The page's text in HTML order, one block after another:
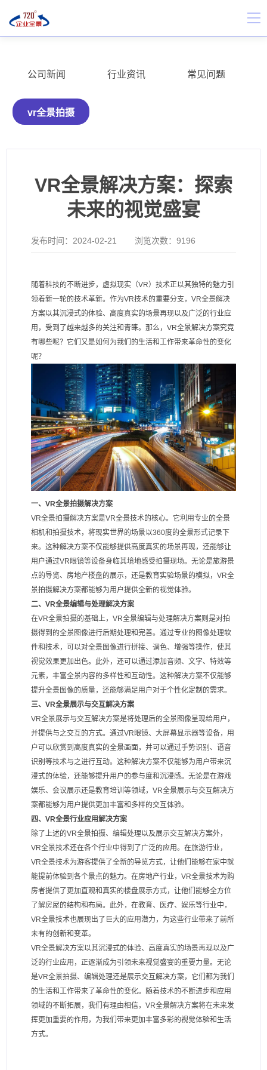
公司新闻 行业资讯 常见问题
vr全景拍摄
VR全景解决方案：探索
未来的视觉盛宴
发布时间： 2024-02-21 浏览次数：9196
随着科技的不断进步，虚拟现实（VR）技术正以其独特的魅力引
领着新一轮的技术革新。作为VR技术的重要分支，VR全景解决
方案以其沉浸式的体验、高度真实的场景再现以及广泛的行业应
用，受到了越来越多的关注和青睐。那么，VR全景解决方案究竟
有哪些呢？它们又是如何为我们的生活和工作带来革命性的变化
呢？
一、VR全景拍摄解决方案
VR全景拍摄解决方案是VR全景技术的核心。它利用专业的全景
相机和拍摄技术，将现实世界的场景以360度的全景形式记录下
来。这种解决方案不仅能够提供高度真实的场景再现，还能够让
用户通过VR眼镜等设备身临其境地感受拍摄现场。无论是旅游景
点的导览、房地产楼盘的展示，还是教育实验场景的模拟，VR全
景拍摄解决方案都能够为用户提供全新的视觉体验。
二、VR全景编辑与处理解决方案
在VR全景拍摄的基础上，VR全景编辑与处理解决方案则是对拍
摄得到的全景图像进行后期处理和完善。通过专业的图像处理软
件和技术，可以对全景图像进行拼接、调色、增强等操作，使其
视觉效果更加出色。此外，还可以通过添加音频、文字、特效等
元素，丰富全景内容的多样性和互动性。这种解决方案不仅能够
提升全景图像的质量，还能够满足用户对于个性化定制的需求。
三、VR全景展示与交互解决方案
VR全景展示与交互解决方案是将处理后的全景图像呈现给用户，
并提供与之交互的方式。通过VR眼镜、大屏幕显示器等设备，用
户可以欣赏到高度真实的全景画面，并可以通过手势识别、语音
识别等技术与之进行互动。这种解决方案不仅能够为用户带来沉
浸式的体验，还能够提升用户的参与度和沉浸感。无论是在游戏
娱乐、会议展示还是教育培训等领域，VR全景展示与交互解决方
案都能够为用户提供更加丰富和多样的交互体验。
四、VR全景行业应用解决方案
除了上述的VR全景拍摄、编辑处理以及展示交互解决方案外，
VR全景技术还在各个行业中得到了广泛的应用。在旅游行业，
VR全景技术为游客提供了全新的导览方式，让他们能够在家中就
能提前体验到各个景点的魅力。在房地产行业，VR全景技术为购
房者提供了更加直观和真实的楼盘展示方式，让他们能够全方位
了解房屋的结构和布局。此外，在教育、医疗、娱乐等行业中，
VR全景技术也展现出了巨大的应用潜力，为这些行业带来了前所
未有的创新和变革。
VR全景解决方案以其沉浸式的体验、高度真实的场景再现以及广
泛的行业应用，正逐渐成为引领未来视觉盛宴的重要力量。无论
是VR全景拍摄、编辑处理还是展示交互解决方案，它们都为我们
的生活和工作带来了革命性的变化。随着技术的不断进步和应用
领域的不断拓展，我们有理由相信，VR全景解决方案将在未来发
挥更加重要的作用，为我们带来更加丰富多彩的视觉体验和生活
方式。